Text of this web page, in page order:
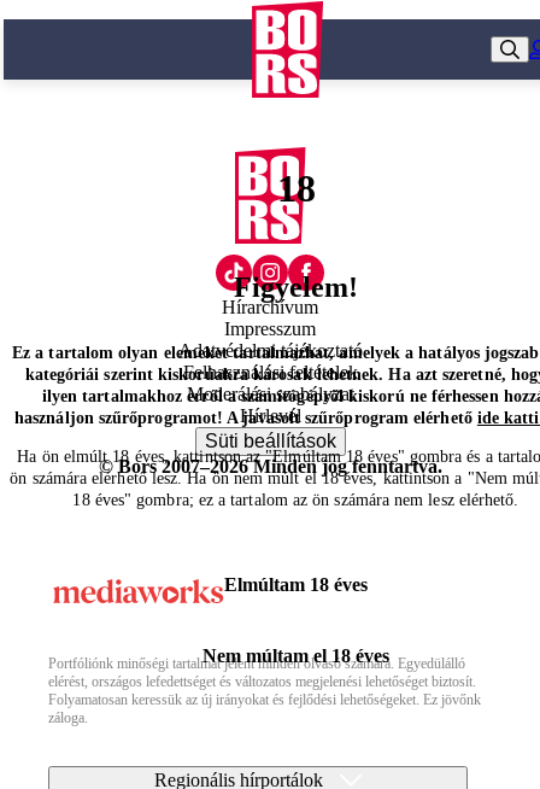
18
Figyelem!
Ez a tartalom olyan elemeket tartalmazhat, amelyek a hatályos
kategóriái szerint kiskorúakra károsak lehetnek. Ha azt szeretné,
ilyen tartalmakhoz erről a számítógépről kiskorú ne férhessen
használjon szűrőprogramot! A javasolt szűrőprogram elérhető ide
Ha ön elmúlt 18 éves, kattintson az "Elmúltam 18 éves" gombra és a
ön számára elérhető lesz. Ha ön nem múlt el 18 éves, kattintson a "Nem
18 éves" gombra; ez a tartalom az ön számára nem lesz elérhető.
Elmúltam 18 éves
Nem múltam el 18 éves
Hírarchívum
Impresszum
Adatvédelmi tájékoztató
Felhasználási feltételek
Moderálási szabályzat
Hírlevél
Süti beállítások
© Bors 2007–2026 Minden jog fenntartva.
Portfóliónk minőségi tartalmat jelent minden olvasó számára. Egyedülálló
elérést, országos lefedettséget és változatos megjelenési lehetőséget biztosít.
Folyamatosan keressük az új irányokat és fejlődési lehetőségeket. Ez jövőnk
záloga.
Regionális hírportálok